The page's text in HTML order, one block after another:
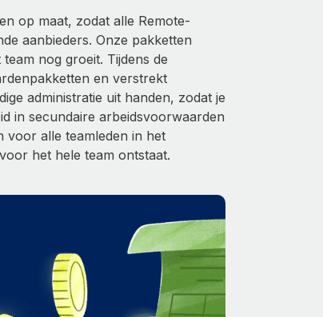
op maat, zodat alle Remote-
aanbieders. Onze pakketten
nog groeit. Tijdens de
en verstrekt
administratie uit handen, zodat je
in secundaire arbeidsvoorwaarden
voor alle teamleden in het
het hele team ontstaat.